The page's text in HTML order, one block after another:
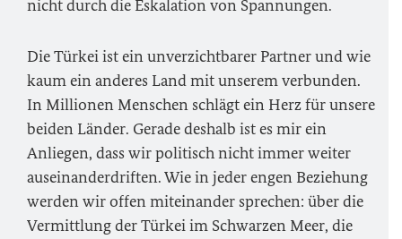
nicht durch die Eskalation von Spannungen.
Die Türkei ist ein unverzichtbarer Partner und wie
kaum ein anderes Land mit unserem verbunden.
In Millionen Menschen schlägt ein Herz für unsere
beiden Länder. Gerade deshalb ist es mir ein
Anliegen, dass wir politisch nicht immer weiter
auseinanderdriften. Wie in jeder engen Beziehung
werden wir offen miteinander sprechen: über die
Vermittlung der Türkei im Schwarzen Meer, die